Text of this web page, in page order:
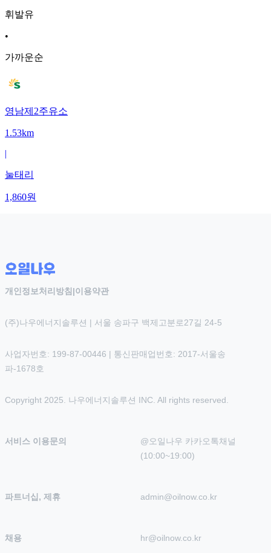
휘발유
•
가까운순
영남제2주유소
1.53km
|
눌태리
1,860원
개인정보처리방침 |이용약관
(주)나우에너지솔루션 | 서울 송파구 백제고분로27길 24-5
사업자번호: 199-87-00446 | 통신판매업번호: 2017-서울송
파-1678호
Copyright 2025. 나우에너지솔루션 INC. All rights reserved.
서비스 이용문의
@오일나우 카카오톡채널
(10:00~19:00)
파트너십, 제휴 admin@oilnow.co.kr
채용 hr@oilnow.co.kr